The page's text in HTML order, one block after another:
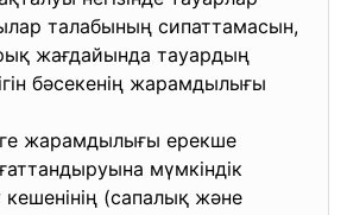
талабының сипаттамасын,
жағдайында тауардың
бәсекенің жарамдылығы
жарамдылығы ерекше
мүмкіндік
кешенінің (сапалық және